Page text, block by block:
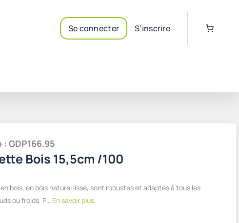
Se connecter S’inscrire
GDP166.95
Bois 15,5cm /100
bois, en bois naturel lisse, sont robustes et adaptés à tous les
ou froids. P… En savoir plus